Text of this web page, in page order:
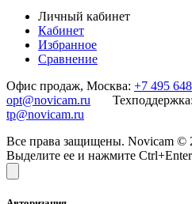
Личный кабинет
Кабинет
Избранное
Сравнение
Офис продаж, Москва: +7 495
opt@novicam.ru Техподдержка:
tp@novicam.ru
Все права защищены. Novicam ©
Выделите ее и нажмите